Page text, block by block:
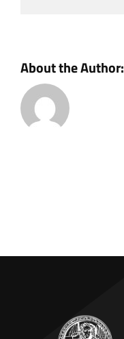
About the Author: